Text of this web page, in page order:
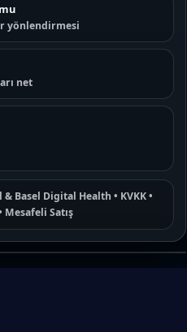
yönlendirmesi
net
& Basel Digital Health • KVKK•
Mesafeli Satış